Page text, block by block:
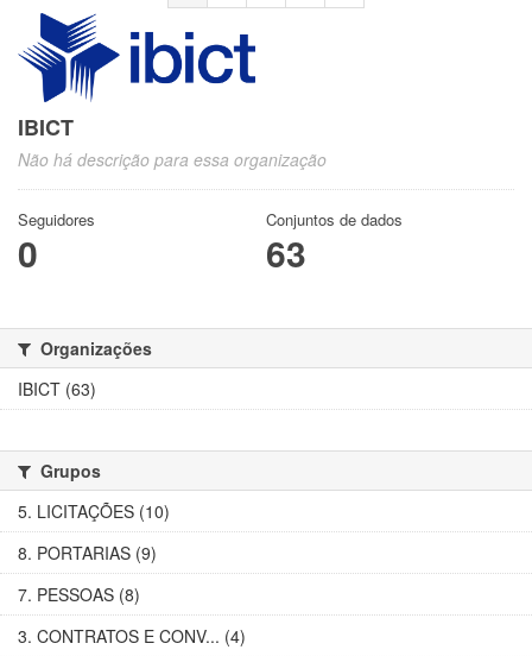
IBICT
Não há descrição para essa organização
Seguidores
0
Conjuntos de dados
63
Organizações
IBICT (63)
Grupos
5. LICITAÇÕES (10)
8. PORTARIAS (9)
7. PESSOAS (8)
3. CONTRATOS E CONV... (4)